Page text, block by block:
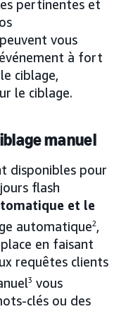
pertinentes et
vous
à fort
ciblage,
le ciblage.
manuel
disponibles pour
flash
et le
automatique2,
en faisant
requêtes clients
3 vous
clés ou des